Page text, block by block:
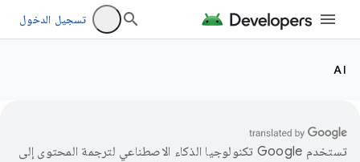
تسجيل الدخول
AI
تستخدم Google تكنولوجيا الذكاء الاصطناعي لترجمة المحتوى إلى